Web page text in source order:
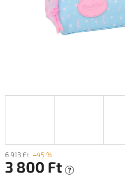
6 913 Ft –45 %
3 800 Ft ?